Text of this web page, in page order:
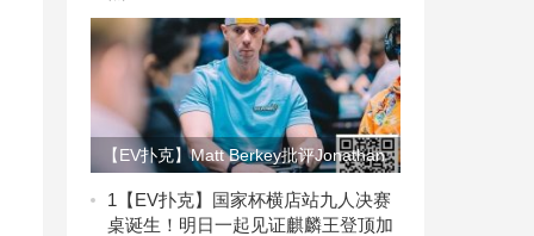
【EV扑克】Matt Berkey批评Jonathan
Little引发社交媒体热议
1 【EV扑克】国家杯横店站九人决赛
桌诞生！明日一起见证麒麟王登顶加